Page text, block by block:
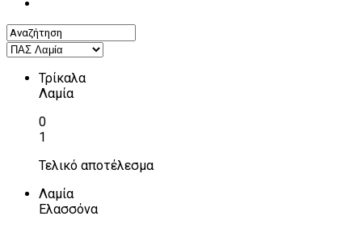
Τρίκαλα
Λαμία
0
1
Τελικό αποτέλεσμα
Λαμία
Ελασσόνα